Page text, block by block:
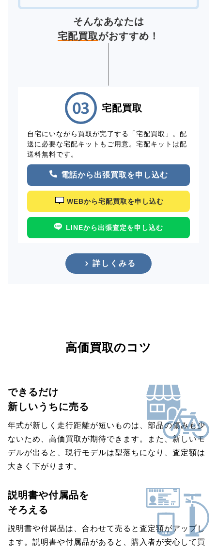
そんなあなたは
宅配買取がおすすめ！
宅配買取
自宅にいながら買取が完了する「宅配買取」。配
送に必要な宅配キットもご用意。宅配キットは配
送料無料です。
電話から出張買取を申し込む
WEBから宅配買取を申し込む
LINEから出張査定を申し込む
詳しくみる
高価買取のコツ
できるだけ
新しいうちに売る
年式が新しく走行距離が短いものは、部品の傷みも少
ないため、高価買取が期待できます。また、新しいモ
デルが出ると、現行モデルは型落ちになり、査定額は
大きく下がります。
説明書や付属品を
そろえる
説明書や付属品は、合わせて売ると査定額がアップし
ます。説明書や付属品があると、購入者が安心して買